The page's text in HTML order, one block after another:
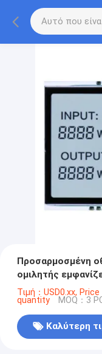
Προσαρμοσμένη
ομιλητής
γεννήτρια
Τιμή：USD0.xx,
quantity MOQ：3
Καλύτερη